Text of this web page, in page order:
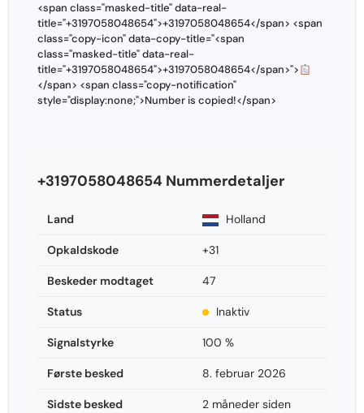
<span class="masked-title" data-real-
title="+3197058048654">+3197058048654</span> <span
class="copy-icon" data-copy-title="<span
class="masked-title" data-real-
title="+3197058048654">+3197058048654</span>">
</span> <span class="copy-notification"
style="display:none;">Number is copied!</span>
+3197058048654 Nummerdetaljer
Land Holland
Opkaldskode +31
Beskeder modtaget 47
Status Inaktiv
Signalstyrke 100 %
Første besked 8. februar 2026
Sidste besked 2 måneder siden